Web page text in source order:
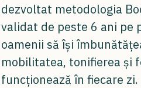
dezvoltat metodologia
validat de peste 6 ani pe
oamenii să își
mobilitatea, tonifierea și
funcționează în fiecare zi.